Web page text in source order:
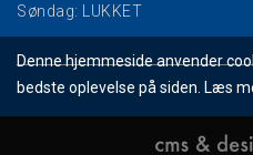
Søndag: LUKKET
Denne hjemmeside anvender
bedste oplevelse på siden. Læs